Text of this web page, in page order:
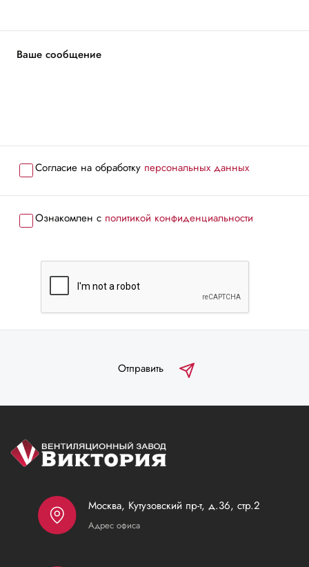
Ваше сообщение
Согласие на обработку персональных данных
Ознакомлен с политикой конфиденциальности
Отправить
Москва, Кутузовский пр-т, д.36, стр.2
Адрес офиса